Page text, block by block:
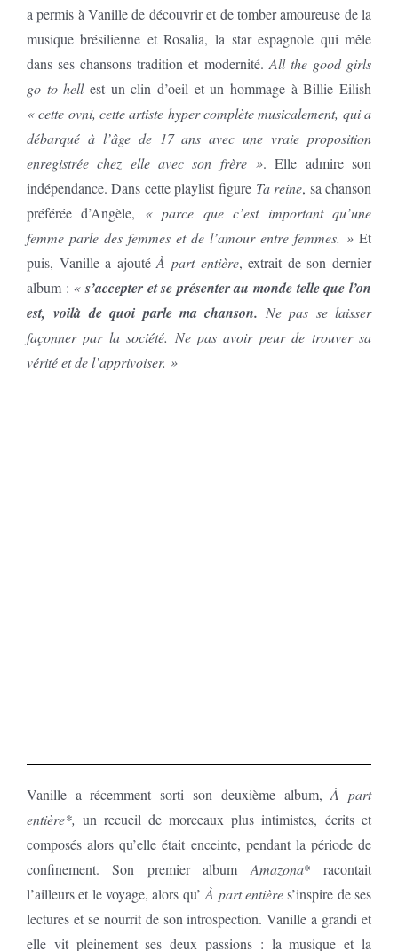
a permis à Vanille de découvrir et de tomber amoureuse de la
musique brésilienne et Rosalia, la star espagnole qui mêle
dans ses chansons tradition et modernité.All the good girls
go to hellest un clin d’oeil et un hommage à Billie Eilish
« cette ovni, cette artiste hyper complète musicalement, qui a
débarqué à l’âge de 17 ans avec une vraie proposition
enregistrée chez elle avec son frère ». Elle admire son
indépendance. Dans cette playlist figure Ta reine, sa chanson
préférée d’Angèle, « parce que c’est important qu’une
femme parle des femmes et de l’amour entre femmes. » Et
puis, Vanille a ajoutéÀ part entière, extrait de son dernier
album : «s’accepter et se présenter au monde telle que l’on
est, voilà de quoi parle ma chanson. Ne pas se laisser
façonner par la société. Ne pas avoir peur de trouver sa
vérité et de l’apprivoiser. »
Vanille a récemment sorti son deuxième album,À part
entière*, un recueil de morceaux plus intimistes, écrits et
composés alors qu’elle était enceinte, pendant la période de
confinement. Son premier albumAmazona* racontait
l’ailleurs et le voyage, alors qu’À part entières’inspire de ses
lectures et se nourrit de son introspection. Vanille a grandi et
elle vit pleinement ses deux passions : la musique et la